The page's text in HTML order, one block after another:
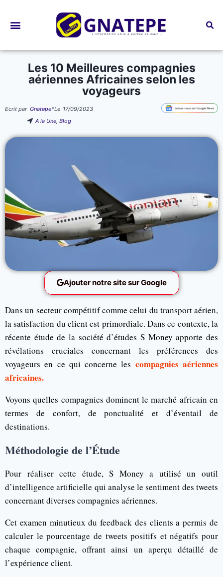
Les 10 Meilleures compagnies
aériennes Africaines selon les
voyageurs
Ecrit par Gnatepe*Le 17/09/2023
A la Une,Blog
Ajouter notre site sur Google
Dans un secteur compétitif comme celui du transport aérien,
la satisfaction du client est primordiale. Dans ce contexte, la
récente étude de la société d’études S Money apporte des
révélations cruciales concernant les préférences des
voyageurs en ce qui concerne les compagnies aériennes
africaines.
Voyons quelles compagnies dominent le marché africain en
termes de confort, de ponctualité et d’éventail de
destinations.
Méthodologie de l’Étude
Pour réaliser cette étude, S Money a utilisé un outil
d’intelligence artificielle qui analyse le sentiment des tweets
concernant diverses compagnies aériennes.
Cet examen minutieux du feedback des clients a permis de
calculer le pourcentage de tweets positifs et négatifs pour
chaque compagnie, offrant ainsi un aperçu détaillé de
l’expérience client.